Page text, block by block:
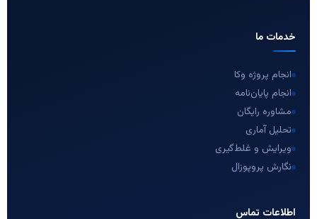
خدمات ما
انجام پروژه وکا
انجام پایان‌نامه
مشاوره رایگان
تحلیل آماری
ویرایش و غلط‌گیری
نگارش پروپوزال
اطلاعات تماس